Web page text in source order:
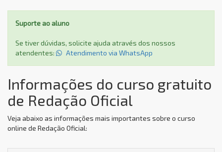
Suporte ao aluno
Se tiver dúvidas, solicite ajuda através dos nossos
atendentes:
Atendimento via WhatsApp
Informações do curso gratuito
de Redação Oficial
Veja abaixo as informações mais importantes sobre o curso
online de Redação Oficial: